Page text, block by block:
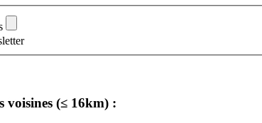
voisines (≤ 16km) :